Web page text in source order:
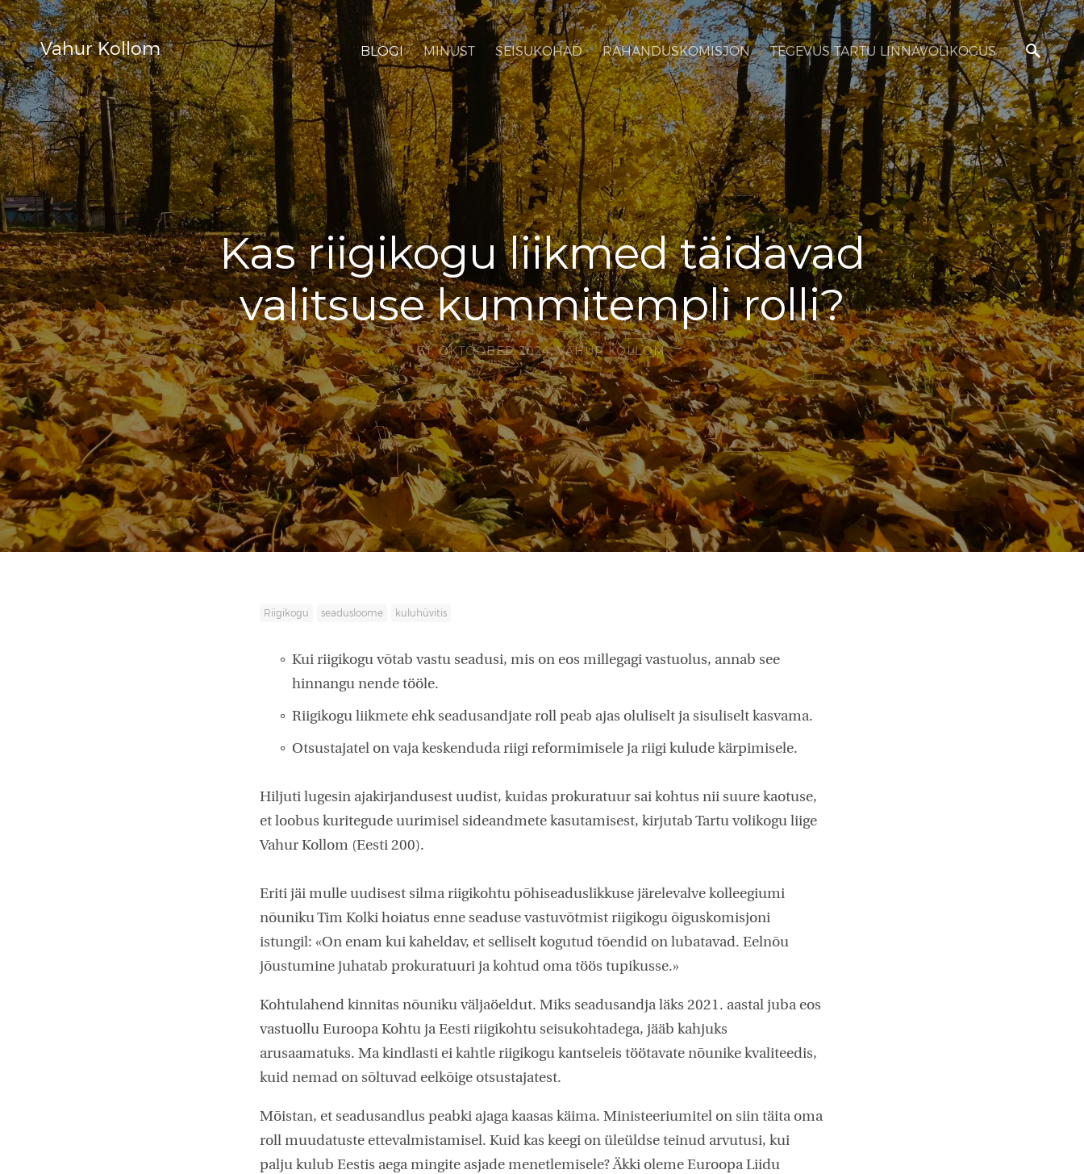
Vahur Kollom BLOGI MINUST SEISUKOHAD RAHANDUSKOMISJON TEGEVUS TARTU LINNAVOLIKOGUS
Kas riigikogu liikmed täidavad
valitsuse kummitempli rolli?
31. OKTOOBER 2024,VAHUR KOLLOM
Riigikogu seadusloome kuluhüvitis
Kui riigikogu võtab vastu seadusi, mis on eos millegagi vastuolus, annab see
hinnangu nende tööle.
Riigikogu liikmete ehk seadusandjate roll peab ajas oluliselt ja sisuliselt kasvama.
Otsustajatel on vaja keskenduda riigi reformimisele ja riigi kulude kärpimisele.
Hiljuti lugesin ajakirjandusest uudist, kuidas prokuratuur sai kohtus nii suure kaotuse,
et loobus kuritegude uurimisel sideandmete kasutamisest, kirjutab Tartu volikogu liige
Vahur Kollom (Eesti 200).
Eriti jäi mulle uudisest silma riigikohtu põhiseaduslikkuse järelevalve kolleegiumi
nõuniku Tim Kolki hoiatus enne seaduse vastuvõtmist riigikogu õiguskomisjoni
istungil: «On enam kui kaheldav, et selliselt kogutud tõendid on lubatavad. Eelnõu
jõustumine juhatab prokuratuuri ja kohtud oma töös tupikusse.»
Kohtulahend kinnitas nõuniku väljaöeldut. Miks seadusandja läks 2021. aastal juba eos
vastuollu Euroopa Kohtu ja Eesti riigikohtu seisukohtadega, jääb kahjuks
arusaamatuks. Ma kindlasti ei kahtle riigikogu kantseleis töötavate nõunike kvaliteedis,
kuid nemad on sõltuvad eelkõige otsustajatest.
Mõistan, et seadusandlus peabki ajaga kaasas käima. Ministeeriumitel on siin täita oma
roll muudatuste ettevalmistamisel. Kuid kas keegi on üleüldse teinud arvutusi, kui
palju kulub Eestis aega mingite asjade menetlemisele? Äkki oleme Euroopa Liidu